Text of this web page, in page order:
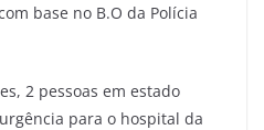
base no B.O da Polícia
2 pessoas em estado
para o hospital da